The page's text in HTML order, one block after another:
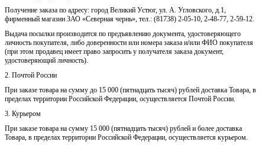
Получение заказа по адресу: город Великий Устюг, ул. А. Угловского, д.1,
фирменный магазин ЗАО «Северная чернь», тел.: (81738) 2-05-10, 2-48-77, 2-59-12.
Выдача посылки производится по предъявлению документа, удостоверяющего
личность покупателя, либо доверенности или номера заказа и/или ФИО покупателя
(при этом продавец имеет право запросить у получателя заказа документ,
удостоверяющий личность).
2. Почтой России
При заказе товара на сумму до 15 000 (пятнадцать тысяч) рублей доставка Товара, в
пределах территории Российской Федерации, осуществляется Почтой России.
3. Курьером
При заказе товара на сумму 15 000 (пятнадцать тысяч) рублей и более доставка
Товара, в пределах территории Российской Федерации, осуществляется курьером.